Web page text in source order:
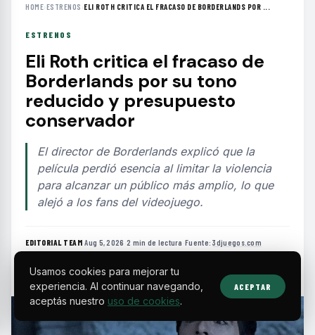
HOME›ESTRENOS ›ELI ROTH CRITICA EL FRACASO DE BORDERLANDS POR ...
ESTRENOS
Eli Roth critica el fracaso de
Borderlands por su tono
reducido y presupuesto
conservador
El director de Borderlands explicó que la
película perdió esencia al limitar la violencia
para alcanzar un público más amplio, lo que
alejó a los fans del videojuego.
EDITORIAL TEAM·Aug 5, 2026 ·2 min de lectura ·Fuente:3djuegos.com
Usamos cookies para mejorar tu
experiencia. Al continuar navegando,
aceptás nuestro uso de cookies.
ACEPTAR